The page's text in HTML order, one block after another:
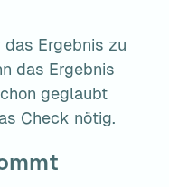
Ergebnis zu
das Ergebnis
geglaubt
Check nötig.